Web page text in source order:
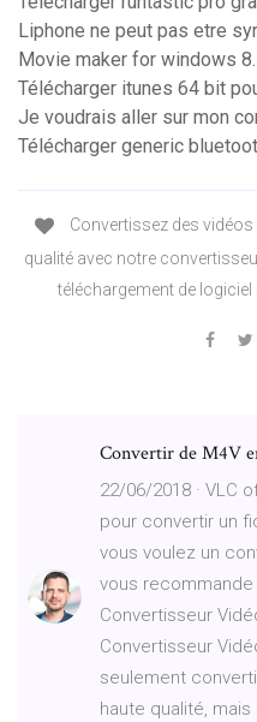
Liphone ne peut pas etre
Movie maker for windows
Télécharger itunes 64 bit
Je voudrais aller sur mon
Télécharger generic
Convertissez des
qualité avec notre
téléchargement de logiciel
Convertir de M4V
22/06/2018 · VLC
pour convertir un
vous voulez un
vous
Convertisseur
Convertisseur
seulement
haute qualité,